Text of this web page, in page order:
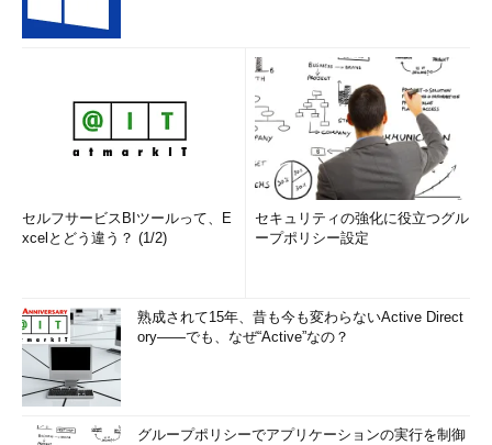
セルフサービスBIツールって、E
xcelとどう違う？ (1/2)
セキュリティの強化に役立つグル
ープポリシー設定
熟成されて15年、昔も今も変わらないActive Direct
ory――でも、なぜ“Active”なの？
グループポリシーでアプリケーションの実行を制御